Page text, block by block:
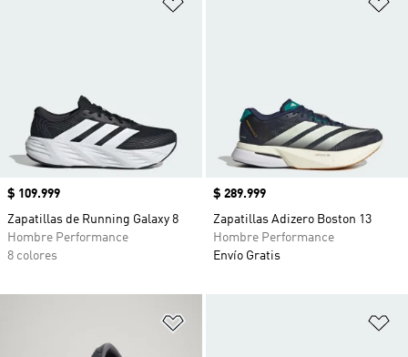
Precio
$ 109.999
Zapatillas de Running Galaxy 8
Hombre Performance
8 colores
Precio
$ 289.999
Zapatillas Adizero Boston 13
Hombre Performance
Envío Gratis